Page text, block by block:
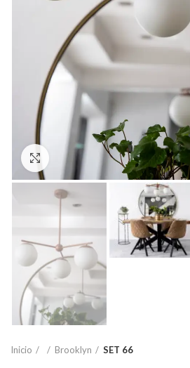
Click to enlarge
Inicio Brooklyn SET 66